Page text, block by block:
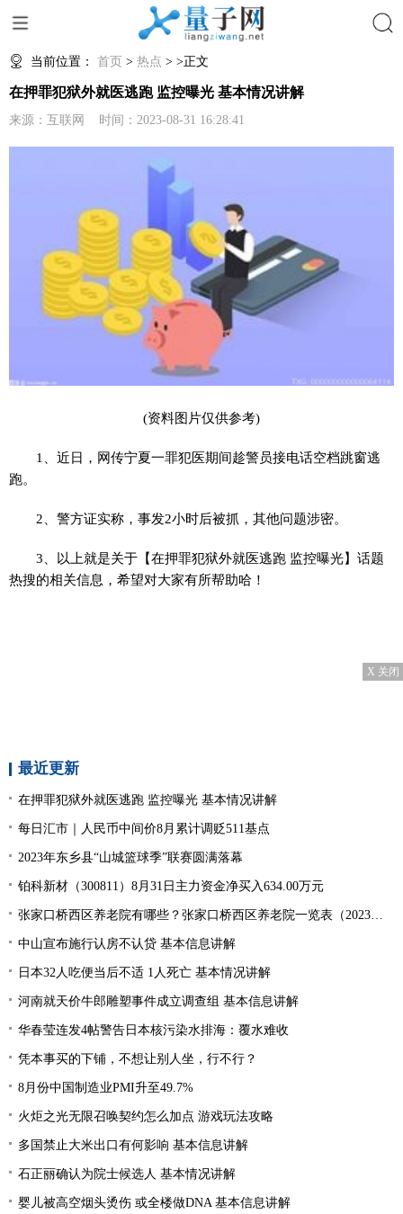
当前位置： 首页 > 热点 > >正文
在押罪犯狱外就医逃跑 监控曝光 基本情况讲解
来源：互联网 时间：2023-08-31 16:28:41
(资料图片仅供参考)
1、近日，网传宁夏一罪犯医期间趁警员接电话空档跳窗逃
跑。
2、警方证实称，事发2小时后被抓，其他问题涉密。
3、以上就是关于【在押罪犯狱外就医逃跑 监控曝光】话题
热搜的相关信息，希望对大家有所帮助哈！
X 关闭
最近更新
在押罪犯狱外就医逃跑 监控曝光 基本情况讲解
每日汇市｜人民币中间价8月累计调贬511基点
2023年东乡县“山城篮球季”联赛圆满落幕
铂科新材（300811）8月31日主力资金净买入634.00万元
张家口桥西区养老院有哪些？张家口桥西区养老院一览表（2023年）
中山宣布施行认房不认贷 基本信息讲解
日本32人吃便当后不适 1人死亡 基本情况讲解
河南就天价牛郎雕塑事件成立调查组 基本信息讲解
华春莹连发4帖警告日本核污染水排海：覆水难收
凭本事买的下铺，不想让别人坐，行不行？
8月份中国制造业PMI升至49.7%
火炬之光无限召唤契约怎么加点 游戏玩法攻略
多国禁止大米出口有何影响 基本信息讲解
石正丽确认为院士候选人 基本情况讲解
婴儿被高空烟头烫伤 或全楼做DNA 基本信息讲解